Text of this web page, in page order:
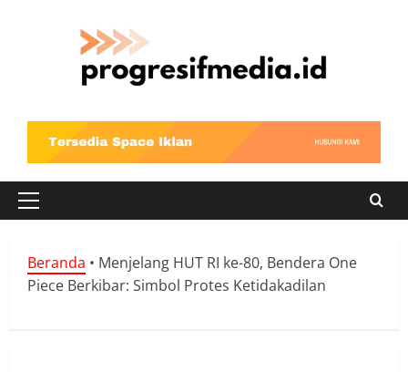
Primary
Beranda • Menjelang HUT RI ke-80, Bendera One
Piece Berkibar: Simbol Protes Ketidakadilan